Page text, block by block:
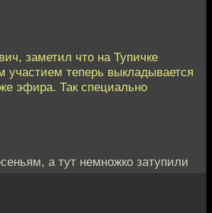
заметил что на Тупичке
участием теперь выкладывается
эфира. Так специально
а тут немножко затупили